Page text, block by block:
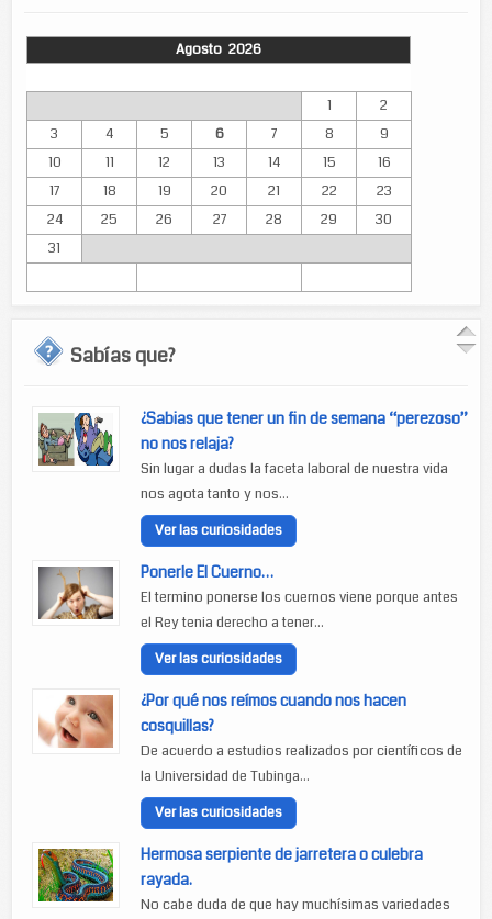
Agosto 2026
1
2
3
4 5 6 7 8
9
10
11 12 13 14 15
16
17
18 19 20 21 22
23
24
25 26 27 28 29
30
31
Sabías que?
¿Sabias que tener un fin de semana “perezoso”
no nos relaja?
Sin lugar a dudas la faceta laboral de nuestra vida
nos agota tanto y nos...
Ver las curiosidades
Ponerle El Cuerno…
El termino ponerse los cuernos viene porque antes
el Rey tenia derecho a tener...
Ver las curiosidades
¿Por qué nos reímos cuando nos hacen
cosquillas?
De acuerdo a estudios realizados por científicos de
la Universidad de Tubinga...
Ver las curiosidades
Hermosa serpiente de jarretera o culebra
rayada.
No cabe duda de que hay muchísimas variedades